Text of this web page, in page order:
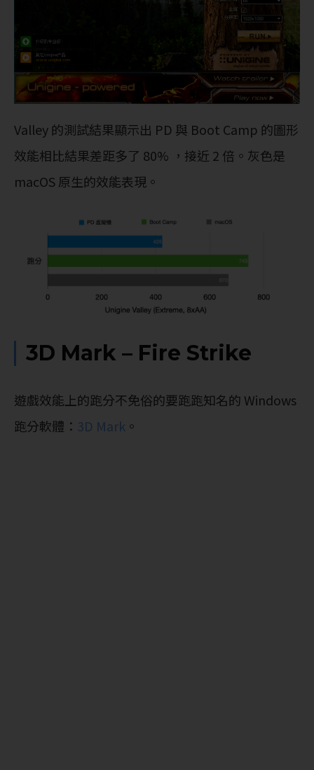
Valley 的測試結果顯示出 PD 與 Boot Camp 的圖形
效能相比結果差距多了 80% ，接近 2 倍。灰色是
macOS 原生的效能表現。
3D Mark – Fire Strike
遊戲效能上的跑分不免俗的要跑跑知名的 Windows
跑分軟體： 3D Mark 。